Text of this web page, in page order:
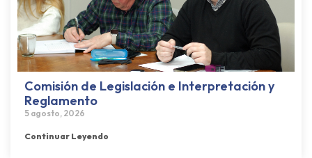
Comisión de Legislación e Interpretación y
Reglamento
5 agosto, 2026
Continuar Leyendo